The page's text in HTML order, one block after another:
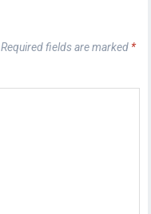
Required fields are marked *